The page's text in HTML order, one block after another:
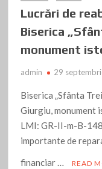
Lucrări de
Biserica
monument
admin 29
Biserica „Sfânta
Giurgiu, monument
LMI: GR-II-m-B-
importante de
financiar …
READ